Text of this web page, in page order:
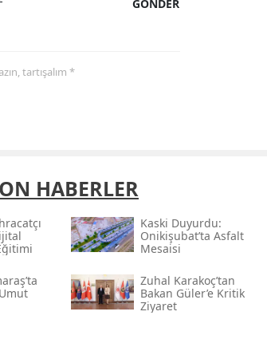
GÖNDER
tartışalım *
HABERLER
Kaski̇ Duyurdu:
Onikişubat’ta Asfalt
Mesaisi
Zuhal Karakoç’tan
Bakan Güler’e Kritik
Ziyaret